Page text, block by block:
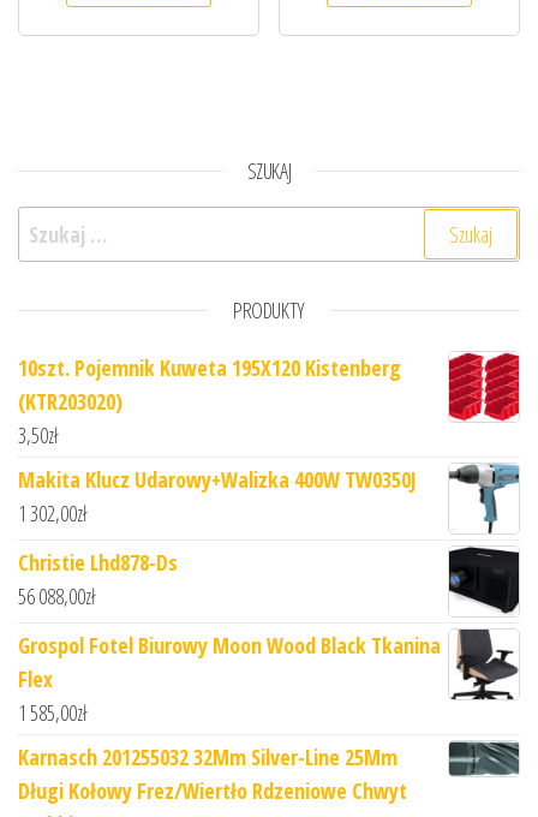
SZUKAJ
Szukaj:
PRODUKTY
10szt. Pojemnik Kuweta 195X120 Kistenberg
(KTR203020)
3,50zł
Makita Klucz Udarowy+Walizka 400W TW0350J
1 302,00zł
Christie Lhd878-Ds
56 088,00zł
Grospol Fotel Biurowy Moon Wood Black Tkanina
Flex
1 585,00zł
Karnasch 201255032 32Mm Silver-Line 25Mm
Długi Kołowy Frez/Wiertło Rdzeniowe Chwyt